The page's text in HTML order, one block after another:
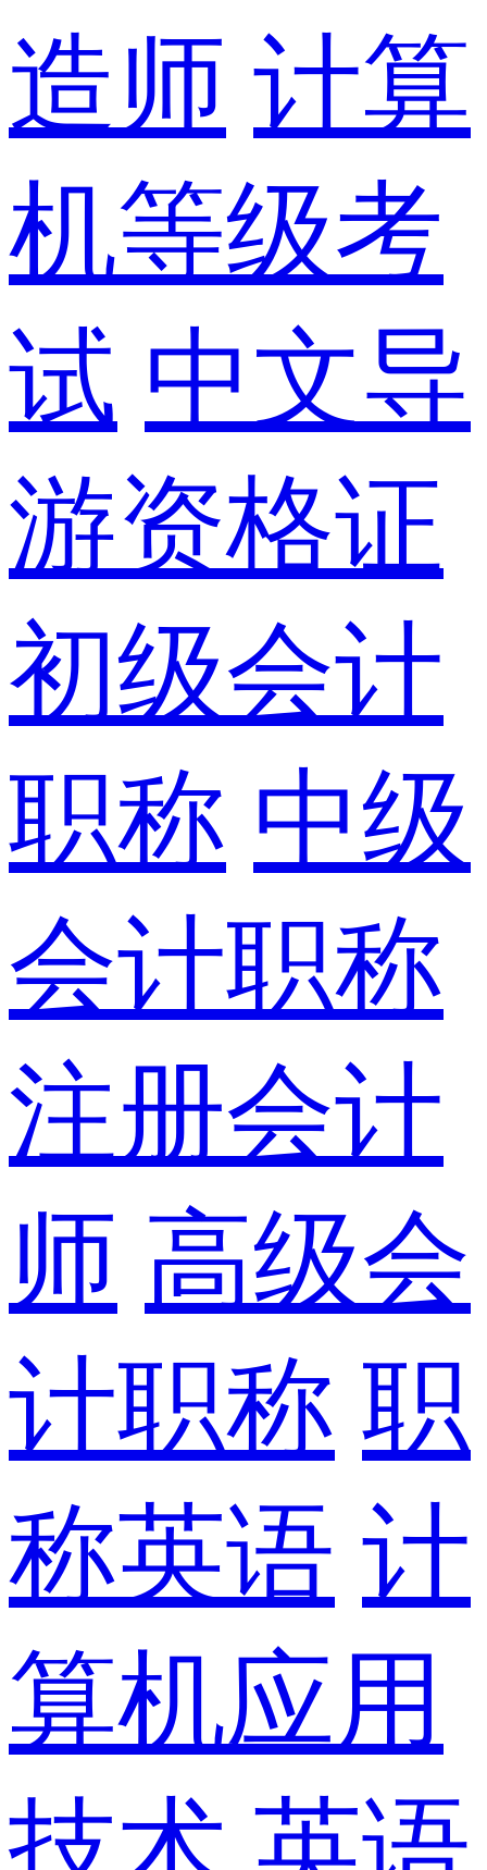
造师 计算
机等级考
试 中文导
游资格证
初级会计
职称 中级
会计职称
注册会计
师 高级会
计职称 职
称英语 计
算机应用